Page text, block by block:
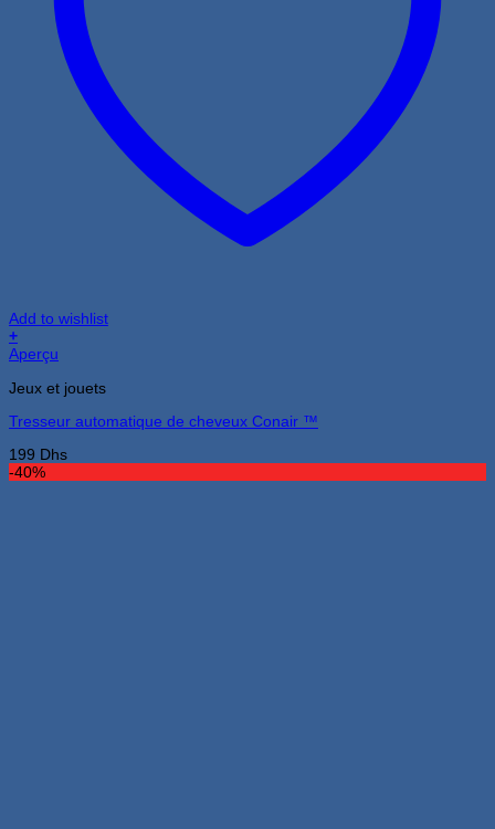
Add to wishlist
+
Aperçu
Jeux et jouets
Tresseur automatique de cheveux Conair ™
199 Dhs
-40%